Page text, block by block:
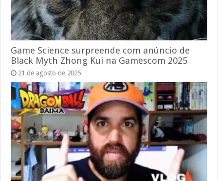
Game Science surpreende com anúncio de
Black Myth Zhong Kui na Gamescom 2025
21 de agosto de 2025